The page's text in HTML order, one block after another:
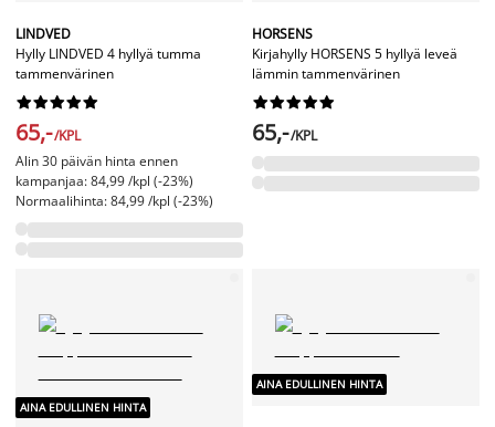
LINDVED
Hylly LINDVED 4 hyllyä tumma
tammenvärinen






65,-/KPL
Alin 30 päivän hinta ennen
kampanjaa: 84,99 /kpl (-23%)
Normaalihinta: 84,99 /kpl (-23%)
HORSENS
Kirjahylly HORSENS 5 hyllyä leveä
lämmin tammenvärinen






65,-/KPL
AINA EDULLINEN HINTA
AINA EDULLINEN HINTA